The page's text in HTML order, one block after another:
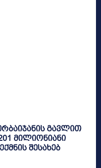
გავლით
მილიონიანი
შესახებ